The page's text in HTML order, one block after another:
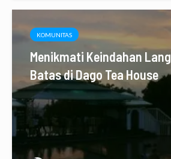
KOMUNITAS
Menikmati Keindahan
Batas di Dago Tea House